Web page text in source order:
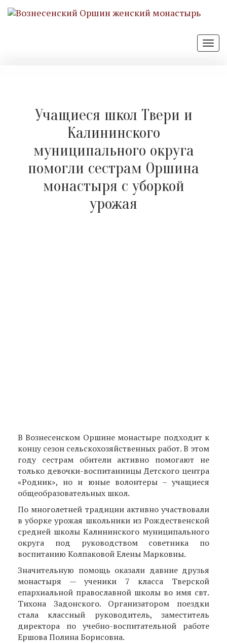
Учащиеся школ Твери и
Калининского
муниципального округа
помогли сестрам Оршина
монастыря с уборкой
урожая
В Вознесенском Оршине монастыре подходит к
концу сезон сельскохозяйственных работ. В этом
году сестрам обители активно помогают не
только девочки-воспитанницы Детского центра
«Родник», но и юные волонтеры – учащиеся
общеобразовательных школ.
По многолетней традиции активно участвовали
в уборке урожая школьники из Рождественской
средней школы Калининского муниципального
округа под руководством советника по
воспитанию Колпаковой Елены Марковны.
Значительную помощь оказали давние друзья
монастыря — ученики 7 класса Тверской
епархиальной православной школы во имя свт.
Тихона Задонского. Организатором поездки
стала классный руководитель, заместитель
директора по учебно-воспитательной работе
Ершова Полина Борисовна.